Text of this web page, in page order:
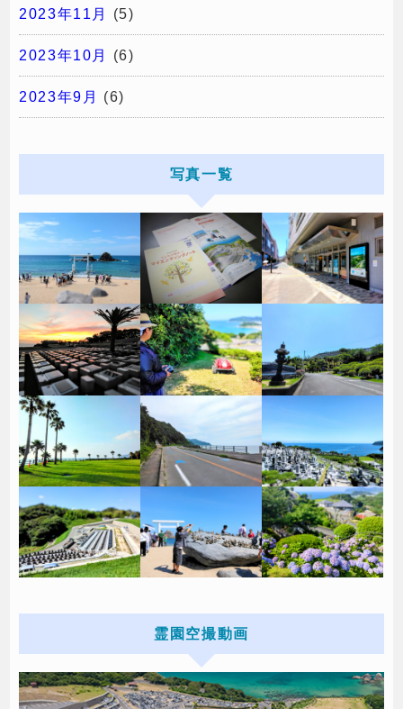
2023年11月 (5)
2023年10月 (6)
2023年9月 (6)
写真一覧
霊園空撮動画